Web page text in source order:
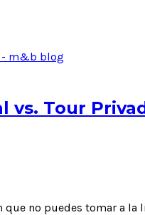
vs. Tour
no puedes tomar a